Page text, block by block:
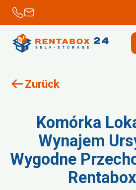
Zurück
Komórka
Wynajem
Wygodne